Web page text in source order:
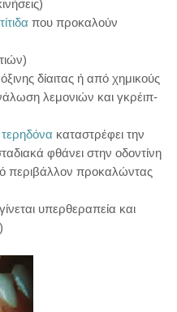
που προκαλούν
δίαιτας ή από χημικούς
λεμονιών και γκρέιπ-
τερηδόνα καταστρέφει την
φθάνει στην οδοντίνη
περιβάλλον προκαλώντας
υπερθεραπεία και